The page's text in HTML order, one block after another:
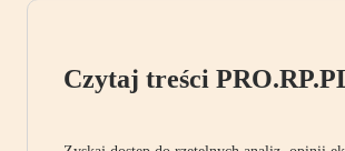
Czytaj treści